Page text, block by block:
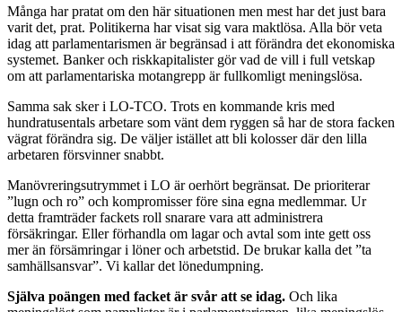
Många har pratat om den här situationen men mest har det just bara
varit det, prat. Politikerna har visat sig vara maktlösa. Alla bör veta
idag att parlamentarismen är begränsad i att förändra det ekonomiska
systemet. Banker och riskkapitalister gör vad de vill i full vetskap
om att parlamentariska motangrepp är fullkomligt meningslösa.
Samma sak sker i LO-TCO. Trots en kommande kris med
hundratusentals arbetare som vänt dem ryggen så har de stora facken
vägrat förändra sig. De väljer istället att bli kolosser där den lilla
arbetaren försvinner snabbt.
Manövreringsutrymmet i LO är oerhört begränsat. De prioriterar
”lugn och ro” och kompromisser före sina egna medlemmar. Ur
detta framträder fackets roll snarare vara att administrera
försäkringar. Eller förhandla om lagar och avtal som inte gett oss
mer än försämringar i löner och arbetstid. De brukar kalla det ”ta
samhällsansvar”. Vi kallar det lönedumpning.
Själva poängen med facket är svår att se idag. Och lika